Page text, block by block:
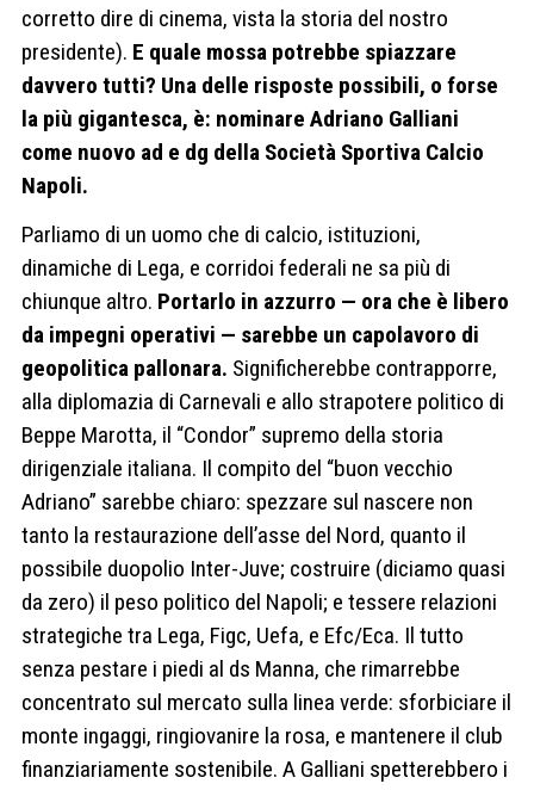
corretto dire di cinema, vista la storia del nostro
presidente). E quale mossa potrebbe spiazzare
davvero tutti? Una delle risposte possibili, o forse
la più gigantesca, è: nominare Adriano Galliani
come nuovo ad e dg della Società Sportiva Calcio
Napoli.
Parliamo di un uomo che di calcio, istituzioni,
dinamiche di Lega, e corridoi federali ne sa più di
chiunque altro. Portarlo in azzurro — ora che è libero
da impegni operativi — sarebbe un capolavoro di
geopolitica pallonara. Significherebbe contrapporre,
alla diplomazia di Carnevali e allo strapotere politico di
Beppe Marotta, il “Condor” supremo della storia
dirigenziale italiana. Il compito del “buon vecchio
Adriano” sarebbe chiaro: spezzare sul nascere non
tanto la restaurazione dell’asse del Nord, quanto il
possibile duopolio Inter-Juve; costruire (diciamo quasi
da zero) il peso politico del Napoli; e tessere relazioni
strategiche tra Lega, Figc, Uefa, e Efc/Eca. Il tutto
senza pestare i piedi al ds Manna, che rimarrebbe
concentrato sul mercato sulla linea verde: sforbiciare il
monte ingaggi, ringiovanire la rosa, e mantenere il club
finanziariamente sostenibile. A Galliani spetterebbero i